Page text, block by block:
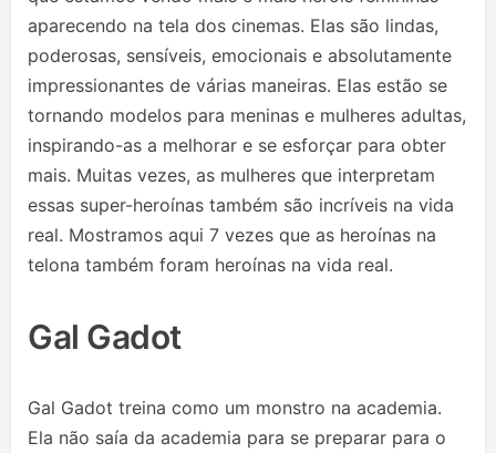
aparecendo na tela dos cinemas. Elas são lindas,
poderosas, sensíveis, emocionais e absolutamente
impressionantes de várias maneiras. Elas estão se
tornando modelos para meninas e mulheres adultas,
inspirando-as a melhorar e se esforçar para obter
mais. Muitas vezes, as mulheres que interpretam
essas super-heroínas também são incríveis na vida
real. Mostramos aqui 7 vezes que as heroínas na
telona também foram heroínas na vida real.
Gal Gadot
Gal Gadot treina como um monstro na academia.
Ela não saía da academia para se preparar para o